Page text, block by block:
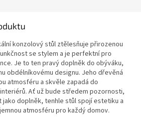
konzolový stůl ztělesňuje přirozenou
se stylem a je perfektní pro
Je to ten pravý doplněk do obýváku,
obdélníkovému designu. Jeho dřevěná
atmosféru a skvěle zapadá do
Ať už bude středem pozornosti,
doplněk, tenhle stůl spojí estetiku a
atmosféru pro každý domov.